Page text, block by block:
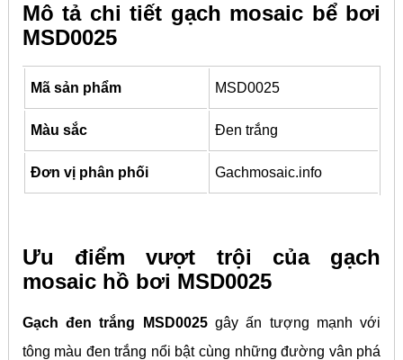
Mô tả chi tiết gạch mosaic bể bơi
MSD0025
Mã sản phẩm MSD0025
Màu sắc Đen trắng
Đơn vị phân phối Gachmosaic.info
Ưu điểm vượt trội của gạch
mosaic hồ bơi MSD0025
Gạch đen trắng MSD0025gây ấn tượng mạnh với
tông màu đen trắng nổi bật cùng những đường vân phá